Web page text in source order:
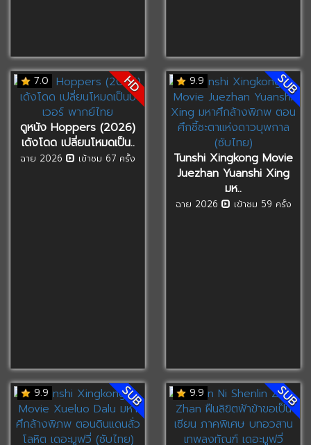
7.0 HD
ดูหนัง Hoppers (2026)
เด้งโดด เปลี่ยนโหมดเป็น..
ฉาย 2026 เข้าชม 67 ครั้ง
9.9 SUB
Tunshi Xingkong Movie
Juezhan Yuanshi Xing
มห..
ฉาย 2026 เข้าชม 59 ครั้ง
9.9 SUB 9.9 SUB